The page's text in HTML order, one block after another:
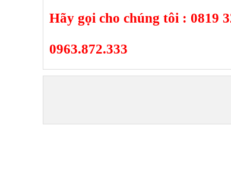
Hãy gọi cho chúng tôi : 0819
0963.872.333